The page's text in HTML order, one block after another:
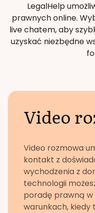
LegalHelp
prawnych online.
live chatem, aby
uzyskać niezbędne
Video
Video rozmowa
kontakt z
wychodzenia z
technologii
poradę prawną
warunkach, kiedy